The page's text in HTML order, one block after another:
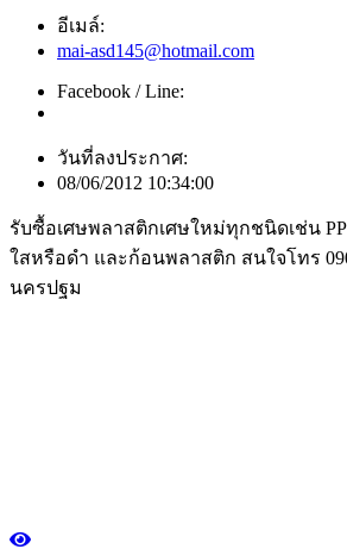
อีเมล์:
mai-asd145@hotmail.com
Facebook / Line:
วันที่ลงประกาศ:
08/06/2012 10:34:00
รับซื้อเศษพลาสติกเศษใหม่ทุกชนิดเช่น PP
ใสหรือดำ และก้อนพลาสติก สนใจโทร
นครปฐม